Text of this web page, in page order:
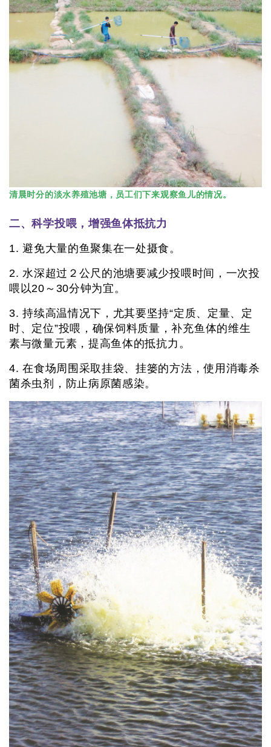
清晨时分的淡水养殖池塘，员工们下来观察鱼儿的情况。
二、科学投喂，增强鱼体抵抗力
1. 避免大量的鱼聚集在一处摄食。
2. 水深超过２公尺的池塘要减少投喂时间，一次投
喂以20～30分钟为宜。
3. 持续高温情况下，尤其要坚持“定质、定量、定
时、定位”投喂，确保饲料质量，补充鱼体的维生
素与微量元素，提高鱼体的抵抗力。
4. 在食场周围采取挂袋、挂篓的方法，使用消毒杀
菌杀虫剂，防止病原菌感染。